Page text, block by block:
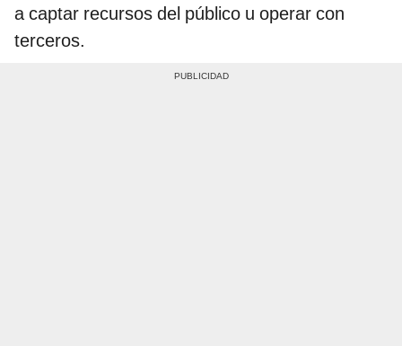
a captar recursos del público u operar con
terceros.